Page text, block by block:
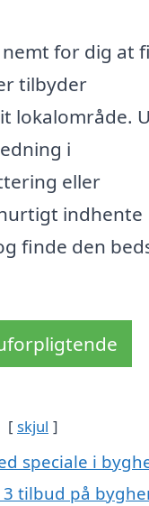
for dig at
tilbyder
lokalområde.
i
eller
indhente
finde den
skjul
speciale i
tilbud på